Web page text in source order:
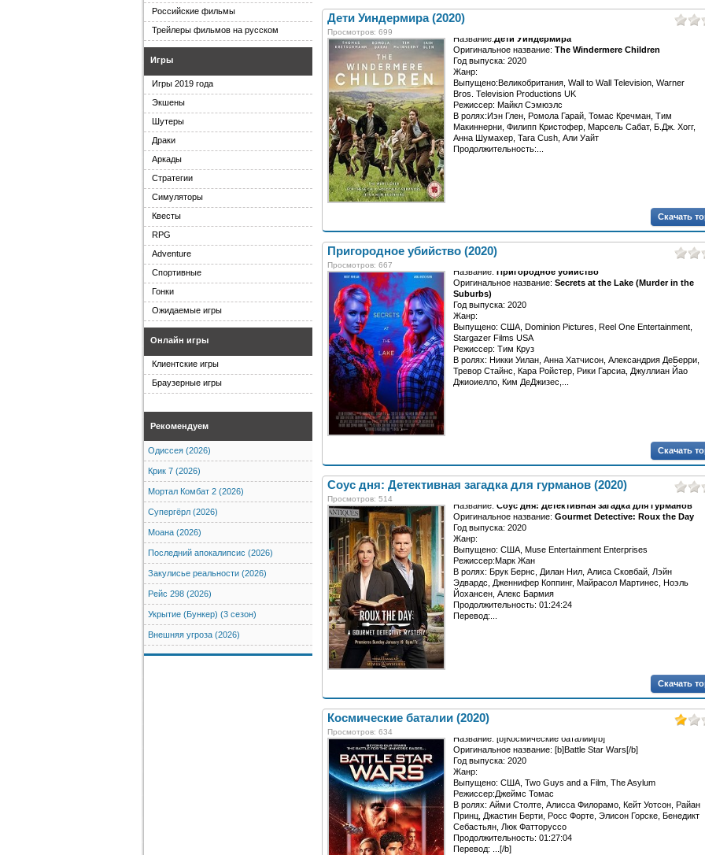
Дети Уиндермира (2020)
Просмотров: 699
Название: Дети Уиндермира
Оригинальное название: The Windermere Children
Год выпуска: 2020
Жанр:
Выпущено:Великобритания, Wall to Wall Television, Warner
Bros. Television Productions UK
Режиссер: Майкл Сэмюэлс
В ролях:Иэн Глен, Ромола Гарай, Томас Кречман, Тим
Макиннерни, Филипп Кристофер, Марсель Сабат, Б.Дж. Хогг,
Анна Шумахер, Tara Cush, Али Уайт
Продолжительность:...
Скачать
Пригородное убийство (2020)
Просмотров: 667
Название: Пригородное убийство
Оригинальное название: Secrets at the Lake (Murder in the
Suburbs)
Год выпуска: 2020
Жанр:
Выпущено: США, Dominion Pictures, Reel One Entertainment,
Stargazer Films USA
Режиссер: Тим Круз
В ролях: Никки Уилан, Анна Хатчисон, Александрия ДеБерри,
Тревор Стайнс, Кара Ройстер, Рики Гарсиа, Джуллиан Йао
Джиоиелло, Ким ДеДжизес,...
Скачать
Соус дня: Детективная загадка для гурманов (2020)
Просмотров: 514
Название: Соус дня: Детективная загадка для гурманов
Оригинальное название: Gourmet Detective: Roux the Day
Год выпуска: 2020
Жанр:
Выпущено: США, Muse Entertainment Enterprises
Режиссер:Марк Жан
В ролях: Брук Бернс, Дилан Нил, Алиса Сковбай, Лэйн
Эдвардс, Дженнифер Коппинг, Майрасол Мартинес, Ноэль
Йохансен, Алекс Бармия
Продолжительность: 01:24:24
Перевод:...
Скачать
Космические баталии (2020)
Просмотров: 634
Название: [b]Космические баталии[/b]
Оригинальное название: [b]Battle Star Wars[/b]
Год выпуска: 2020
Жанр:
Выпущено: США, Two Guys and a Film, The Asylum
Режиссер:Джеймс Томас
В ролях: Айми Столте, Алисса Филорамо, Кейт Уотсон, Райан
Принц, Джастин Берти, Росс Форте, Элисон Горске, Бенедикт
Себастьян, Люк Фатторуссо
Продолжительность: 01:27:04
Перевод: ...[/b]
Российские фильмы
Трейлеры фильмов на русском
Игры
Игры 2019 года
Экшены
Шутеры
Драки
Аркады
Стратегии
Симуляторы
Квесты
RPG
Adventure
Спортивные
Гонки
Ожидаемые игры
Онлайн игры
Клиентские игры
Браузерные игры
Рекомендуем
Одиссея (2026)
Крик 7 (2026)
Мортал Комбат 2 (2026)
Супергёрл (2026)
Моана (2026)
Последний апокалипсис (2026)
Закулисье реальности (2026)
Рейс 298 (2026)
Укрытие (Бункер) (3 сезон)
Внешняя угроза (2026)